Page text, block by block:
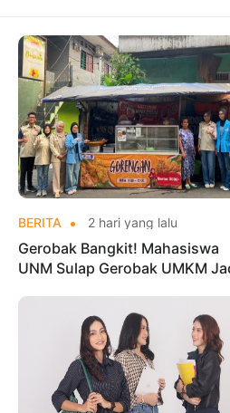
BERITA 2 hari yang lalu
Gerobak Bangkit! Mahasiswa
UNM Sulap Gerobak UMKM